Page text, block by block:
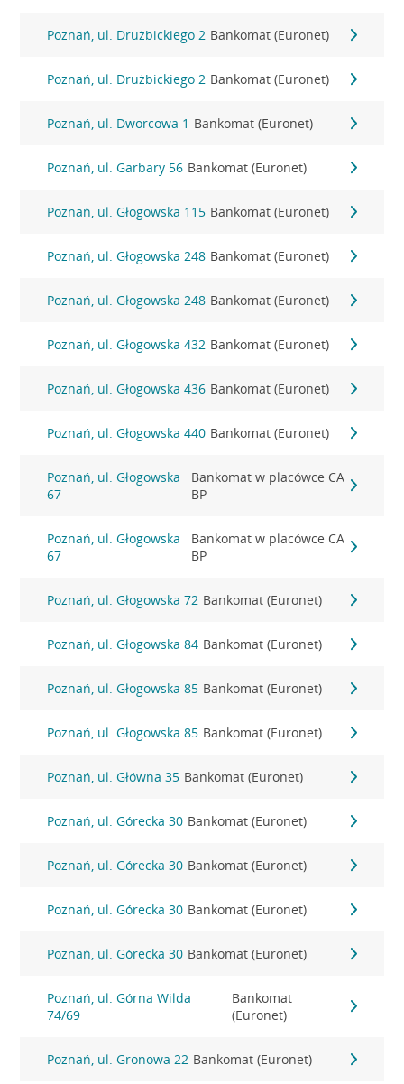
Poznań, ul. Drużbickiego 2 Bankomat (Euronet)
Poznań, ul. Drużbickiego 2 Bankomat (Euronet)
Poznań, ul. Dworcowa 1 Bankomat (Euronet)
Poznań, ul. Garbary 56 Bankomat (Euronet)
Poznań, ul. Głogowska 115 Bankomat (Euronet)
Poznań, ul. Głogowska 248 Bankomat (Euronet)
Poznań, ul. Głogowska 248 Bankomat (Euronet)
Poznań, ul. Głogowska 432 Bankomat (Euronet)
Poznań, ul. Głogowska 436 Bankomat (Euronet)
Poznań, ul. Głogowska 440 Bankomat (Euronet)
Poznań, ul. Głogowska
67
Bankomat w placówce CA
BP
Poznań, ul. Głogowska
67
Bankomat w placówce CA
BP
Poznań, ul. Głogowska 72 Bankomat (Euronet)
Poznań, ul. Głogowska 84 Bankomat (Euronet)
Poznań, ul. Głogowska 85 Bankomat (Euronet)
Poznań, ul. Głogowska 85 Bankomat (Euronet)
Poznań, ul. Główna 35 Bankomat (Euronet)
Poznań, ul. Górecka 30 Bankomat (Euronet)
Poznań, ul. Górecka 30 Bankomat (Euronet)
Poznań, ul. Górecka 30 Bankomat (Euronet)
Poznań, ul. Górecka 30 Bankomat (Euronet)
Poznań, ul. Górna Wilda
74/69
Bankomat
(Euronet)
Poznań, ul. Gronowa 22 Bankomat (Euronet)